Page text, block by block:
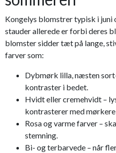
Kongelys blomstrer typisk i juni
stauder allerede er forbi deres
blomster sidder tæt på lange,
farver som:
Dybmørk lilla, næsten
kontraster i bedet.
Hvidt eller cremehvidt –
kontrasterer med
Rosa og varme farver –
stemning.
Bi- og terbarvede – når